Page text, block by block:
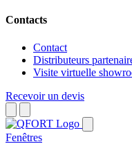
Contacts
Contact
Distributeurs
Visite virtuelle
Recevoir un devis
Fenêtres